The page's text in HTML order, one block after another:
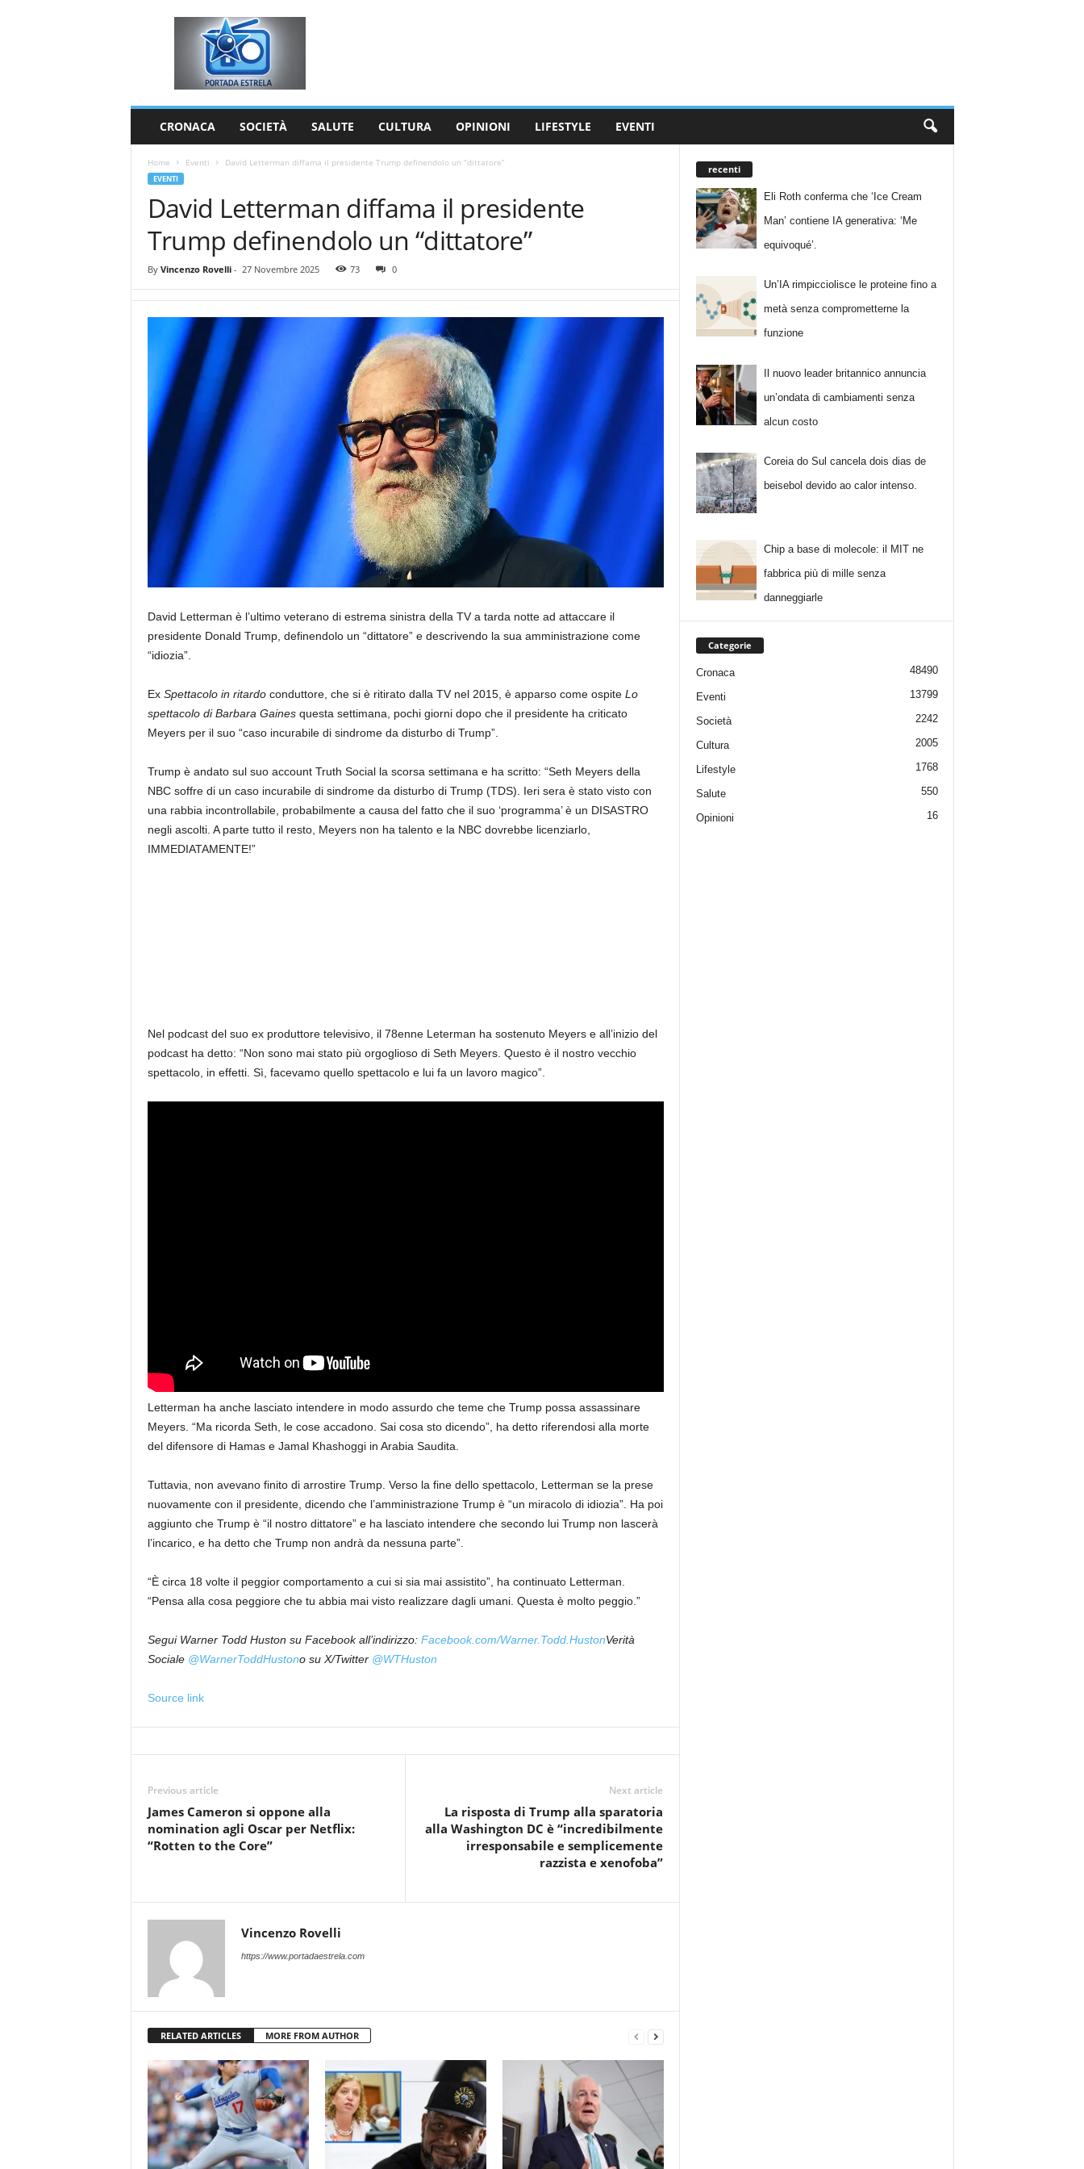
CRONACA SOCIETÀ SALUTE CULTURA OPINIONI LIFESTYLE EVENTI
Home Eventi David Letterman diffama il presidente Trump definendolo un “dittatore”
EVENTI
David Letterman diffama il presidente
Trump definendolo un “dittatore”
By Vincenzo Rovelli- 27 Novembre 2025 73 0
David Letterman è l’ultimo veterano di estrema sinistra della TV a tarda notte ad attaccare il
presidente Donald Trump, definendolo un “dittatore” e descrivendo la sua amministrazione come
“idiozia”.
Ex Spettacolo in ritardoconduttore, che si è ritirato dalla TV nel 2015, è apparso come ospite Lo
spettacolo di Barbara Gainesquesta settimana, pochi giorni dopo che il presidente ha criticato
Meyers per il suo “caso incurabile di sindrome da disturbo di Trump”.
Trump è andato sul suo account Truth Social la scorsa settimana e ha scritto: “Seth Meyers della
NBC soffre di un caso incurabile di sindrome da disturbo di Trump (TDS). Ieri sera è stato visto con
una rabbia incontrollabile, probabilmente a causa del fatto che il suo ‘programma’ è un DISASTRO
negli ascolti. A parte tutto il resto, Meyers non ha talento e la NBC dovrebbe licenziarlo,
IMMEDIATAMENTE!”
Nel podcast del suo ex produttore televisivo, il 78enne Leterman ha sostenuto Meyers e all’inizio del
podcast ha detto: “Non sono mai stato più orgoglioso di Seth Meyers. Questo è il nostro vecchio
spettacolo, in effetti. Sì, facevamo quello spettacolo e lui fa un lavoro magico”.
Letterman ha anche lasciato intendere in modo assurdo che teme che Trump possa assassinare
Meyers. “Ma ricorda Seth, le cose accadono. Sai cosa sto dicendo”, ha detto riferendosi alla morte
del difensore di Hamas e Jamal Khashoggi in Arabia Saudita.
Tuttavia, non avevano finito di arrostire Trump. Verso la fine dello spettacolo, Letterman se la prese
nuovamente con il presidente, dicendo che l’amministrazione Trump è “un miracolo di idiozia”. Ha poi
aggiunto che Trump è “il nostro dittatore” e ha lasciato intendere che secondo lui Trump non lascerà
l’incarico, e ha detto che Trump non andrà da nessuna parte”.
“È circa 18 volte il peggior comportamento a cui si sia mai assistito”, ha continuato Letterman.
“Pensa alla cosa peggiore che tu abbia mai visto realizzare dagli umani. Questa è molto peggio.”
Segui Warner Todd Huston su Facebook all’indirizzo: Facebook.com/Warner.Todd.HustonVerità
Sociale @WarnerToddHustono su X/Twitter @WTHuston
Source link
Previous article
James Cameron si oppone alla
nomination agli Oscar per Netflix:
“Rotten to the Core”
Next article
La risposta di Trump alla sparatoria
alla Washington DC è “incredibilmente
irresponsabile e semplicemente
razzista e xenofoba”
Vincenzo Rovelli
https://www.portadaestrela.com
RELATED ARTICLES MORE FROM AUTHOR
recenti
Eli Roth conferma che ‘Ice Cream
Man’ contiene IA generativa: ‘Me
equivoqué’.
Un’IA rimpicciolisce le proteine fino a
metà senza comprometterne la
funzione
Il nuovo leader britannico annuncia
un’ondata di cambiamenti senza
alcun costo
Coreia do Sul cancela dois dias de
beisebol devido ao calor intenso.
Chip a base di molecole: il MIT ne
fabbrica più di mille senza
danneggiarle
Categorie
Cronaca 48490
Eventi 13799
Società 2242
Cultura 2005
Lifestyle 1768
Salute 550
Opinioni 16